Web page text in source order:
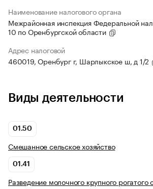
Наименование налогового органа
Межрайонная инспекция Федеральной
10 по Оренбургской области
Адрес налоговой
460019, Оренбург г, Шарлыкское ш, д 1/2
Виды деятельности
01.50
Смешанное сельское хозяйство
01.41
Разведение молочного крупного рогатого